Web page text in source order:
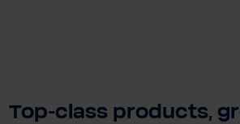
Top-class products,